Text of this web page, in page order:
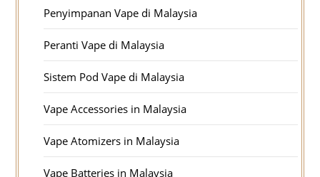
Penyimpanan Vape di Malaysia
Peranti Vape di Malaysia
Sistem Pod Vape di Malaysia
Vape Accessories in Malaysia
Vape Atomizers in Malaysia
Vape Batteries in Malaysia